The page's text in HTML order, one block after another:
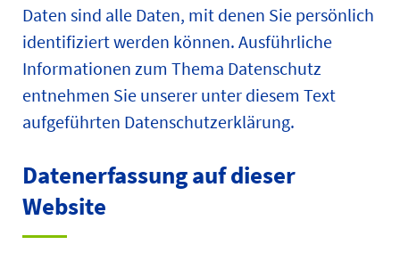
Daten sind alle Daten, mit denen Sie persönlich
identifiziert werden können. Ausführliche
Informationen zum Thema Datenschutz
entnehmen Sie unserer unter diesem Text
aufgeführten Datenschutzerklärung.
Datenerfassung auf dieser
Website